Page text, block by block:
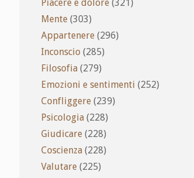
Piacere e dolore (321)
Mente (303)
Appartenere (296)
Inconscio (285)
Filosofia (279)
Emozioni e sentimenti (252)
Confliggere (239)
Psicologia (228)
Giudicare (228)
Coscienza (228)
Valutare (225)